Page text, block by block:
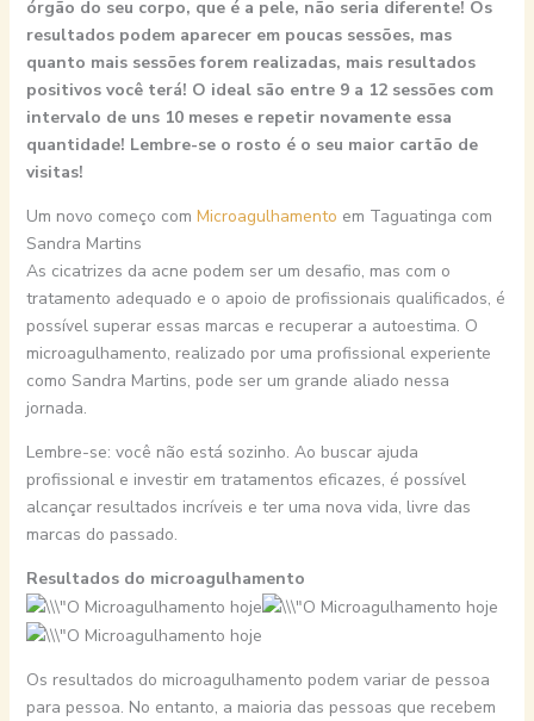
órgão do seu corpo, que é a pele, não seria diferente! Os
resultados podem aparecer em poucas sessões, mas
quanto mais sessões forem realizadas, mais resultados
positivos você terá! O ideal são entre 9 a 12 sessões com
intervalo de uns 10 meses e repetir novamente essa
quantidade! Lembre-se o rosto é o seu maior cartão de
visitas!
Um novo começo com Microagulhamento em Taguatinga com
Sandra Martins
As cicatrizes da acne podem ser um desafio, mas com o
tratamento adequado e o apoio de profissionais qualificados, é
possível superar essas marcas e recuperar a autoestima. O
microagulhamento, realizado por uma profissional experiente
como Sandra Martins, pode ser um grande aliado nessa
jornada.
Lembre-se: você não está sozinho. Ao buscar ajuda
profissional e investir em tratamentos eficazes, é possível
alcançar resultados incríveis e ter uma nova vida, livre das
marcas do passado.
Resultados do microagulhamento
Os resultados do microagulhamento podem variar de pessoa
para pessoa. No entanto, a maioria das pessoas que recebem